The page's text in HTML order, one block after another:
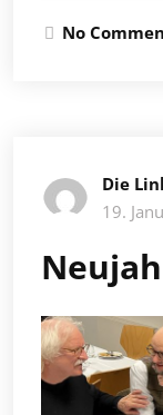
No
Die
19.